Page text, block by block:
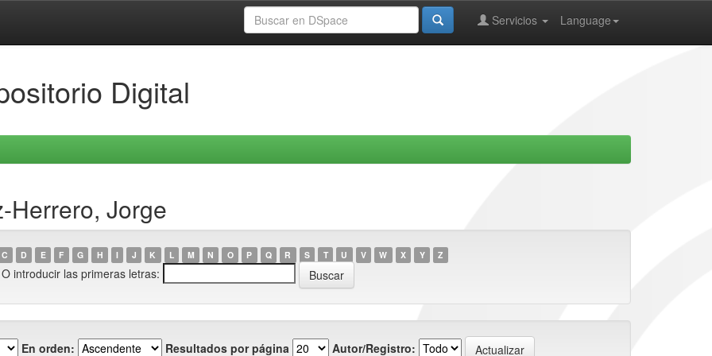
Language
Servicios
Digital
Herrero, Jorge
C D E F G H I J K L M N O P Q R S T U V W X Y Z
O introducir las primeras letras:
En orden: Resultados por página Autor/Registro: